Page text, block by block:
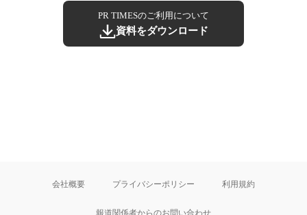
PR TIMESのご利用について
資料をダウンロード
会社概要 プライバシーポリシー 利用規約